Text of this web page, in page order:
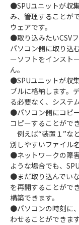
●SPUユニットが収
み、管理することが
ウェアです。
●取り込みたいCSV
パソコン側に取り込
ーソフトをインスト
ん。
●SPUユニットが収
ブルに格納します。
る必要なく、システ
●パソコン側にコピ
コピーすることができ
例えば“装置１”な
別しやすいファイル
●ネットワークの障
ような場合でも、
●まだ取り込んでい
を再開することがで
構築できます。
●パソコンの時刻に
わせることができます